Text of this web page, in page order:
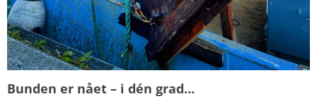
Bunden er nået – i dén grad…